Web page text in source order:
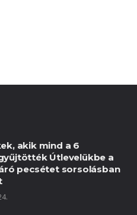
akik mind a 6
Útlevelükbe a
pecsétet sorsolásban